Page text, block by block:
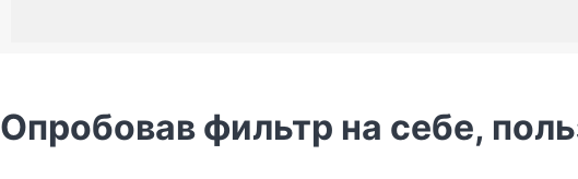
Опробовав фильтр на себе,